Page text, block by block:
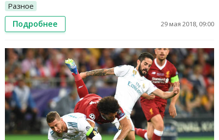
Разное
Подробнее 29 мая 2018, 09:00